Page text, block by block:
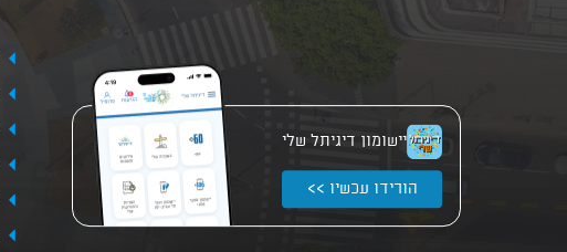
יישומון דיגיתל שלי
הורידו עכשיו >>